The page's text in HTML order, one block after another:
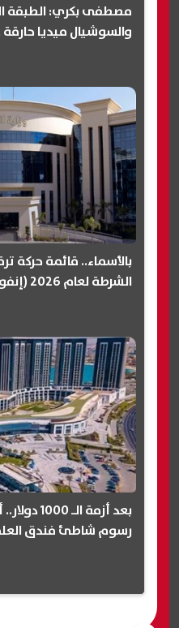
مصطفى بكري: الطبقة
والسوشيال ميديا
بالأسماء.. قائمة حركة
الشرطة لعام 2026 (إنفوجراف)
بعد أزمة
رسوم شاطئ فندق